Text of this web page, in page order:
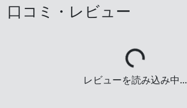
口コミ・レビュー
Loading...
レビューを読み込み中...